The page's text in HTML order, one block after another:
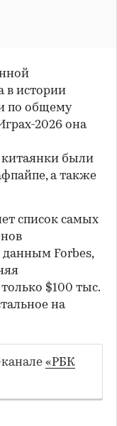
в истории
по общему
2026 она
китаянки были
а также
список самых
данным Forbes,
$100 тыс.
на
«РБК